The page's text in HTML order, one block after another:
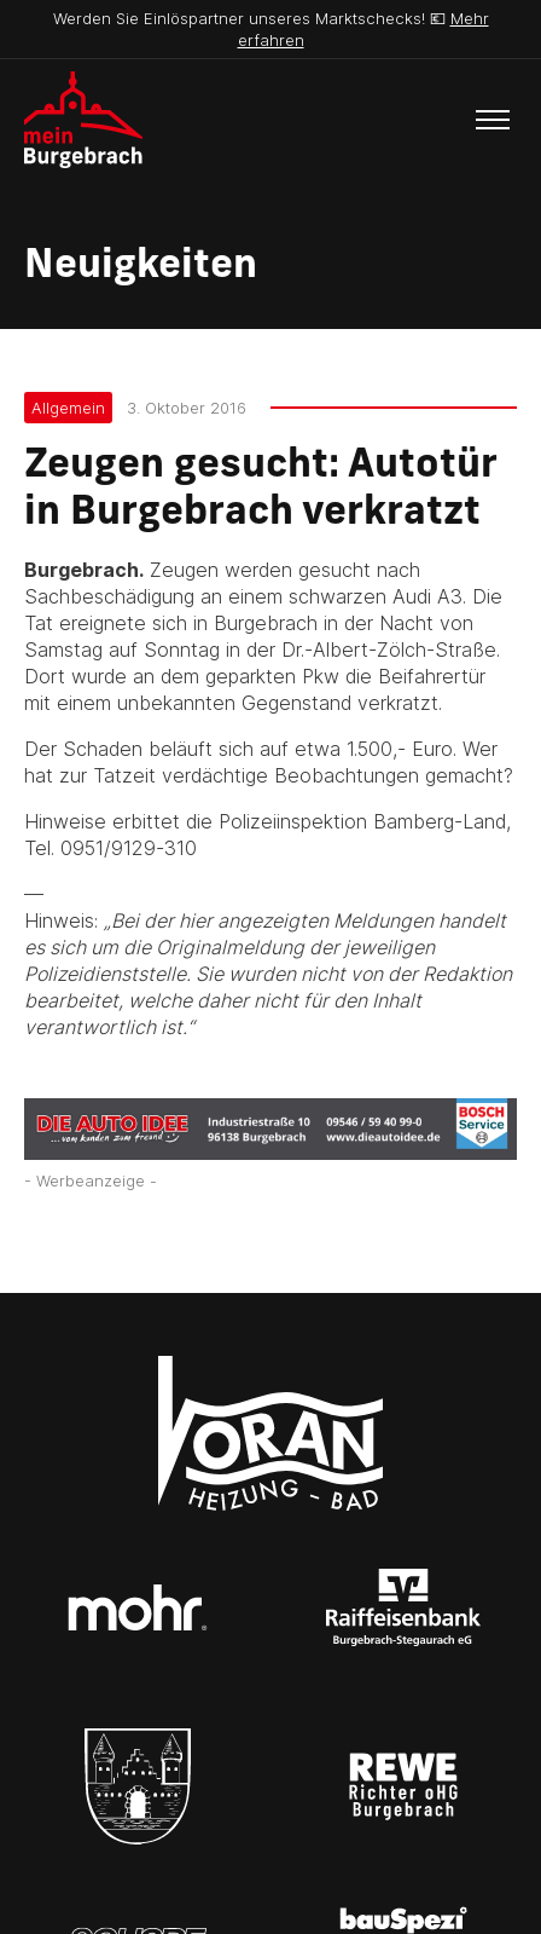
Werden Sie Einlöspartner unseres Marktschecks! 💶 Mehr
erfahren
Neuigkeiten
Allgemein 3. Oktober 2016
Zeugen gesucht: Autotür
in Burgebrach verkratzt
Burgebrach. Zeugen werden gesucht nach
Sachbeschädigung an einem schwarzen Audi A3. Die
Tat ereignete sich in Burgebrach in der Nacht von
Samstag auf Sonntag in der Dr.-Albert-Zölch-Straße.
Dort wurde an dem geparkten Pkw die Beifahrertür
mit einem unbekannten Gegenstand verkratzt.
Der Schaden beläuft sich auf etwa 1.500,- Euro. Wer
hat zur Tatzeit verdächtige Beobachtungen gemacht?
Hinweise erbittet die Polizeiinspektion Bamberg-Land,
Tel. 0951/9129-310
—
Hinweis: „Bei der hier angezeigten Meldungen handelt
es sich um die Originalmeldung der jeweiligen
Polizeidienststelle. Sie wurden nicht von der Redaktion
bearbeitet, welche daher nicht für den Inhalt
verantwortlich ist.“
- Werbeanzeige -